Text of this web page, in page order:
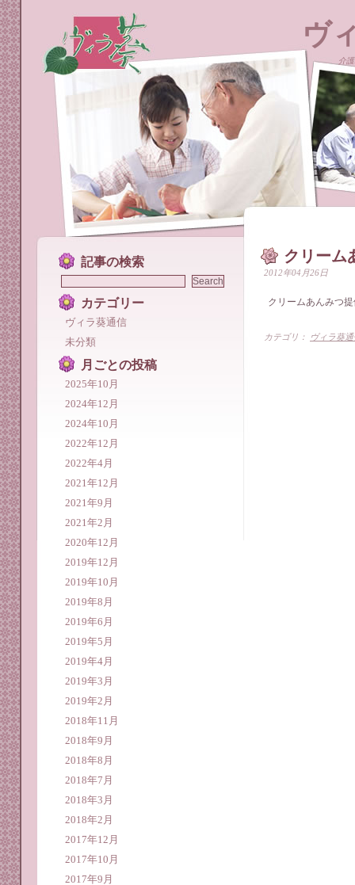
ヴ
介
クリーム
2012年04月26日
クリームあんみつ
カテゴリ： ヴィラ葵通
記事の検索
カテゴリー
ヴィラ葵通信
未分類
月ごとの投稿
2025年10月
2024年12月
2024年10月
2022年12月
2022年4月
2021年12月
2021年9月
2021年2月
2020年12月
2019年12月
2019年10月
2019年8月
2019年6月
2019年5月
2019年4月
2019年3月
2019年2月
2018年11月
2018年9月
2018年8月
2018年7月
2018年3月
2018年2月
2017年12月
2017年10月
2017年9月